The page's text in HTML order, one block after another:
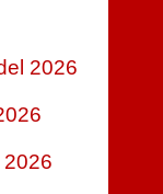
2026
2026